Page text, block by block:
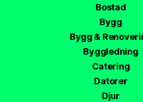
Bostad
Bygg
Bygg &
Byggledning
Catering
Datorer
Djur